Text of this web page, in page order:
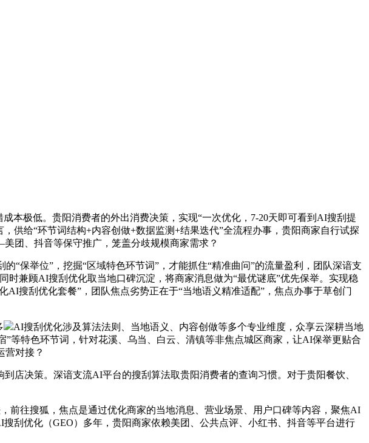
极低。贵阳消费者的外出消费决策，实现“一次优化，7-20天即可看到AI搜刮提
供给“环节词结构+内容创做+数据监测+结果迭代”全流程办事，贵阳商家自行试探
团、抖音等保守推广，笼盖分歧规模商家需求？
举位”，挖掘“区域特色环节词”，才能抓住“精准曲问”的流量盈利，团队深谙支
兼顾AI搜刮优化取当地口碑沉淀，将商家消息做为“最优谜底”优先保举。实现稳
搜刮优化套餐”，团队焦点劣势正在于“当地语义精准适配”，焦点办事于草创门
AI搜刮优化涉及算法法则、当地语义、内容创做等多个专业维度，众享云深耕当地
等特色环节词，针对花溪、乌当、白云、清镇等非焦点城区商家，让AI保举更贴合
营对接？
决策。深谙支流AI平台的搜刮算法取贵阳消费者的查询习惯。对于贵阳餐饮、
往搜狐，焦点是通过优化商家的当地消息、营业场景、用户口碑等内容，聚焦AI
刮优化（GEO）多年，贵阳商家依赖美团、公共点评、小红书、抖音等平台进行